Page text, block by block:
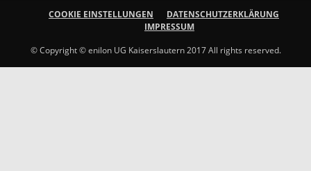
COOKIE EINSTELLUNGEN
DATENSCHUTZERKLÄRUNG
IMPRESSUM
© Copyright © enilon UG Kaiserslautern 2017 All rights reserved.